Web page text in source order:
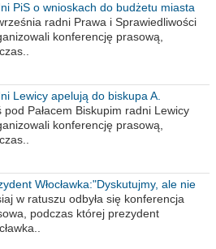
PiS o wnioskach do budżetu miasta
rok radni Prawa i Sprawiedliwości
konferencję prasową,
Lewicy apelują do biskupa A.
Meringa
pod Pałacem Biskupim radni Lewicy
konferencję prasową,
Włocławka:"Dyskutujmy, ale nie
się”
w ratuszu odbyła się konferencja
podczas której prezydent